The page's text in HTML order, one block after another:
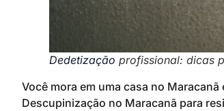
Dedetização profissional: dicas
Você mora em uma casa no
Descupinização no Maracanã para